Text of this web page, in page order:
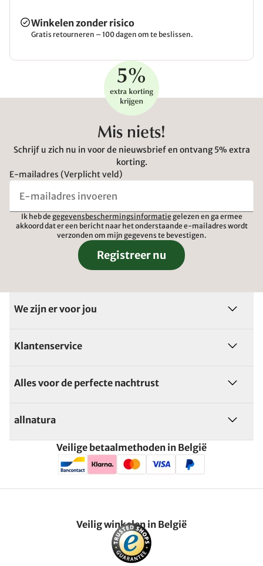
Winkelen zonder risico
Gratis retourneren – 100 dagen om te beslissen.
Mis niets!
Schrijf u zich nu in voor de nieuwsbrief en ontvang 5% extra
korting.
E-mailadres (Verplicht veld)
Ik heb de gegevensbeschermingsinformatie gelezen en ga ermee
akkoord dat er een bericht naar het onderstaande e-mailadres wordt
verzonden om mijn gegevens te bevestigen.
Registreer nu
We zijn er voor jou
Klantenservice
Alles voor de perfecte nachtrust
allnatura
Veilige betaalmethoden in België
Veilig winkelen in België